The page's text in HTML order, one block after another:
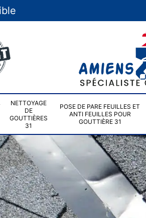
NETTOYAGE
DE
GOUTTIÈRES
31
POSE DE PARE FEUILLES ET
ANTI FEUILLES POUR
GOUTTIÈRE 31